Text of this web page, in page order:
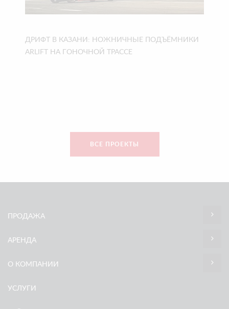
ДРИФТ В КАЗАНИ: НОЖНИЧНЫЕ ПОДЪЁМНИКИ
ARLIFT НА ГОНОЧНОЙ ТРАССЕ
ВСЕ ПРОЕКТЫ
ПРОДАЖА
АРЕНДА
О КОМПАНИИ
УСЛУГИ